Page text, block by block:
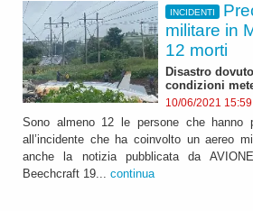
INCIDENTI
militare in
12 morti
Disastro
condizioni
10/06/2021 15:59
Sono almeno 12 le persone che
all’incidente che ha coinvolto un aereo
anche la notizia pubblicata da
Beechcraft 19... continua